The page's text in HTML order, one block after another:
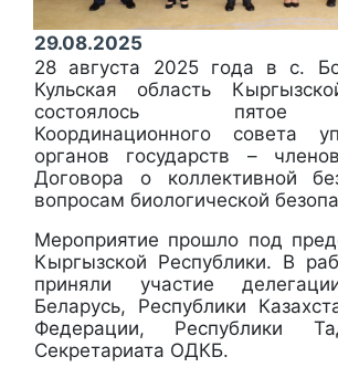
29.08.2025
28 августа 2025 года в с.
Кульская область
состоялось пятое
Координационного совета
органов государств –
Договора о коллективной
вопросам биологической
Мероприятие прошло под
Кыргызской Республики. В
приняли участие
Беларусь, Республики
Федерации, Республики
Секретариата ОДКБ.